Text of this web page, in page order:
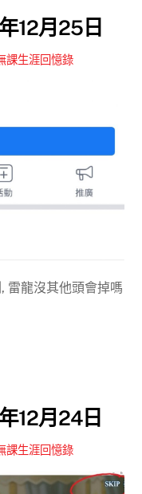
12月25日
課生涯回憶錄
龍沒其他頭會掉嗎
12月24日
課生涯回憶錄